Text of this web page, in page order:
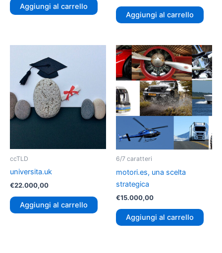
Aggiungi al carrello
Aggiungi al carrello
ccTLD
universita.uk
€22.000,00
Aggiungi al carrello
6/7 caratteri
motori.es, una scelta
strategica
€15.000,00
Aggiungi al carrello